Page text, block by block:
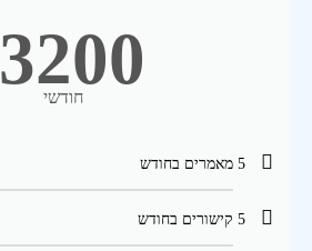
3200
חודשי
5 מאמרים בחודש
5 קישורים בחודש